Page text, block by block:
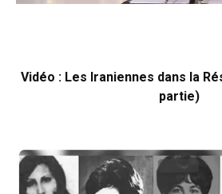
Vidéo : Les Iraniennes dans la
partie)